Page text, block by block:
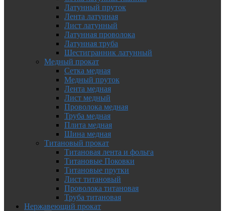
Латунный пруток
Лента латунная
Лист латунный
Латунная проволока
Латунная труба
Шестигранник латунный
Медный прокат
Сетка медная
Медный пруток
Лента медная
Лист медный
Проволока медная
Труба медная
Плита медная
Шина медная
Титановый прокат
Титановая лента и фольга
Титановые Поковки
Титановые прутки
Лист титановый
Проволока титановая
Труба титановая
Нержавеющий прокат